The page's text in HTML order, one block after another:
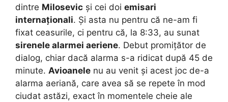
dintre Milosevic și cei doi emisari
internaționali. Și asta nu pentru că ne-am fi
fixat ceasurile, ci pentru că, la 8:33, au sunat
sirenele alarmei aeriene. Debut promițător de
dialog, chiar dacă alarma s-a ridicat după 45 de
minute. Avioanele nu au venit și acest joc de-a
alarma aeriană, care avea să se repete în mod
ciudat astăzi, exact în momentele cheie ale